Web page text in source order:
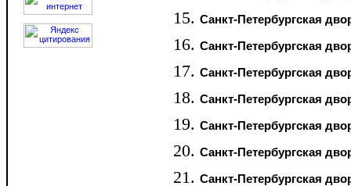
Санкт-Петербургская
Санкт-Петербургская
Санкт-Петербургская
Санкт-Петербургская
Санкт-Петербургская
Санкт-Петербургская
Санкт-Петербургская